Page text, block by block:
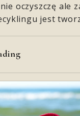
oczyszczę ale
jest